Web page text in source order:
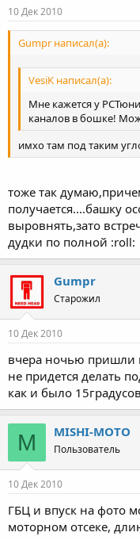
10 Дек 2010
Gumpr написал(а):
VesiK написал(а):
Мне кажется у
каналов в бошке!
имхо там под таким
тоже так
получается....башку
выровнять,зато
дудки по полной :roll:
Gumpr
Старожил
10 Дек 2010
вчера ночью пришли
не придется делать
как и было
M MISHI-MOTO
Пользователь
10 Дек 2010
ГБЦ и впуск на фото
моторном отсеке,